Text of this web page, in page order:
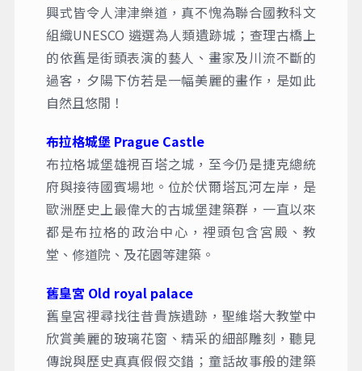
興式皆令人津津樂道，真不愧為聯合國教科文
組織UNESCO 遴選為人類遺跡城；查理古橋上
的依舊是街頭表演的藝人、畫家及川流不斷的
過客，夕陽下仿若是一幅美麗的畫作，是如此
自然且悠閒！
布拉格城堡 Prague Castle
布拉格城堡雄視百塔之城，至今仍是捷克總統
府與接待國賓場地。位於伏爾塔瓦河左岸，是
歐洲歷史上最偉大的古城堡建築群，一直以來
都是布拉格的政治中心，裡頭包含宮殿、教
堂、修道院、及花園等建築。
舊皇宮 Old royal palace
舊皇宮裡尋找往昔貴族遺跡，聖維塔大教堂中
欣賞美麗的玻璃花窗、精采的細部雕刻，聽見
傳說與歷史真真假假交錯；童話故事般的建築